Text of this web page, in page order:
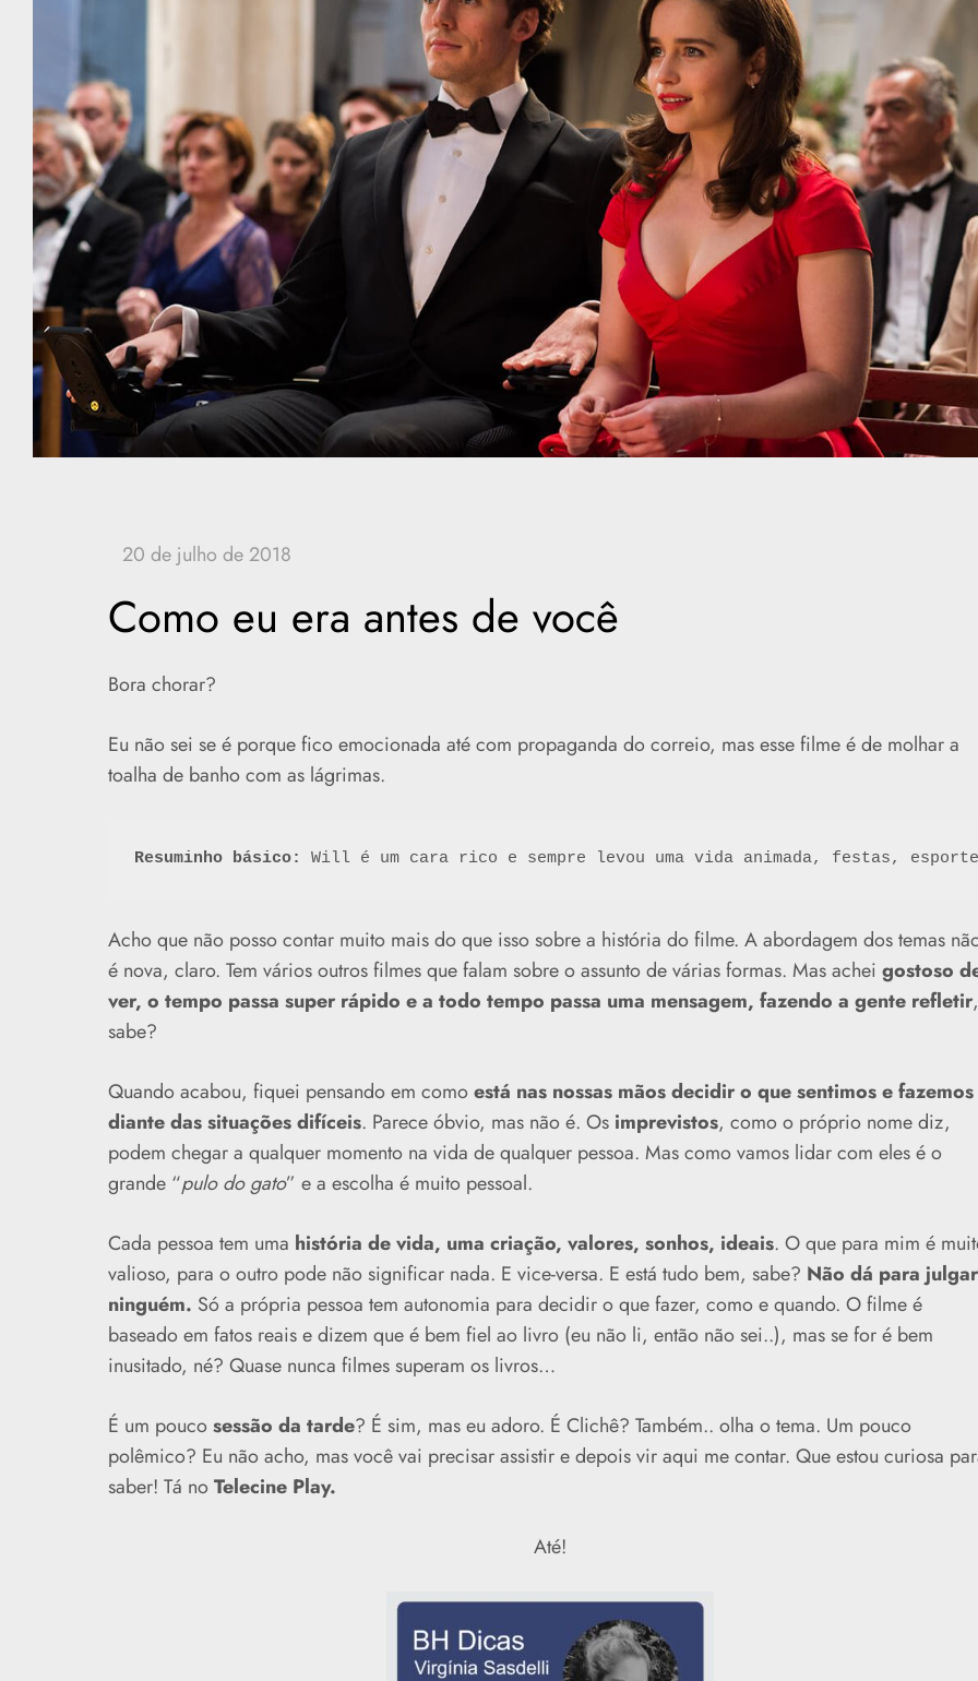
Como eu era antes de você
Bora chorar?
Eu não sei se é porque fico emocionada até com propaganda do correio, mas esse filme é de molhar a
toalha de banho com as lágrimas.
Resuminho básico: Will é um cara rico e sempre levou uma vida animada, festas,
Acho que não posso contar muito mais do que isso sobre a história do filme. A abordagem dos temas
é nova, claro. Tem vários outros filmes que falam sobre o assunto de várias formas. Mas achei gostoso
ver, o tempo passa super rápido e a todo tempo passa uma mensagem, fazendo a gente refletir,
sabe?
Quando acabou, fiquei pensando em comoestá nas nossas mãos decidir o que sentimos e fazemos
diante das situações difíceis. Parece óbvio, mas não é. Os imprevistos, como o próprio nome diz,
podem chegar a qualquer momento na vida de qualquer pessoa. Mas como vamos lidar com eles é o
grande “pulo do gato” e a escolha é muito pessoal.
Cada pessoa tem uma história de vida, uma criação, valores, sonhos, ideais. O que para mim é
valioso, para o outro pode não significar nada. E vice-versa. E está tudo bem, sabe? Não dá para julgar
ninguém. Só a própria pessoa tem autonomia para decidir o que fazer, como e quando. O filme é
baseado em fatos reais e dizem que é bem fiel ao livro (eu não li, então não sei..), mas se for é bem
inusitado, né? Quase nunca filmes superam os livros…
É um poucosessão da tarde? É sim, mas eu adoro. É Clichê? Também.. olha o tema. Um pouco
polêmico? Eu não acho, mas você vai precisar assistir e depois vir aqui me contar. Que estou curiosa
saber! Tá noTelecine Play.
Até!